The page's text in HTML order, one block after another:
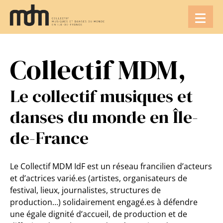
contenu
Collectif MDM,
Le collectif musiques et
danses du monde en Île-
de-France
Le Collectif MDM IdF est un réseau francilien d’acteurs
et d’actrices varié.es (artistes, organisateurs de
festival, lieux, journalistes, structures de
production…) solidairement engagé.es à défendre
une égale dignité d’accueil, de production et de